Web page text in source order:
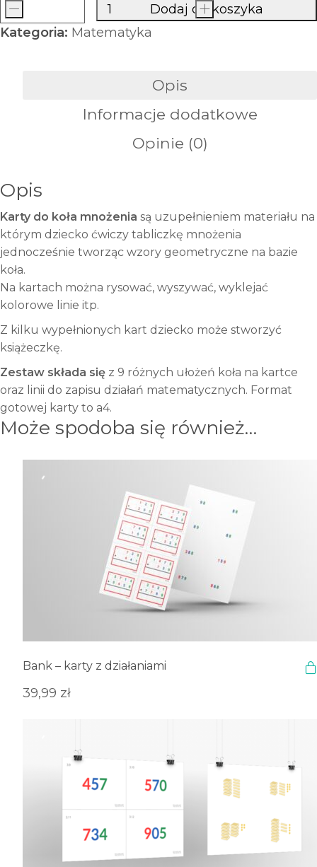
ilość
Karty
- +
Dodaj do koszyka
Kategoria: Matematyka
Opis
Informacje dodatkowe
Opinie (0)
Opis
Karty do koła mnożenia są uzupełnieniem materiału na
którym dziecko ćwiczy tabliczkę mnożenia
jednocześnie tworząc wzory geometryczne na bazie
koła.
Na kartach można rysować, wyszywać, wyklejać
kolorowe linie itp.
Z kilku wypełnionych kart dziecko może stworzyć
książeczkę.
Zestaw składa się z 9 różnych ułożeń koła na kartce
oraz linii do zapisu działań matematycznych. Format
gotowej karty to a4.
Może spodoba się również…
Bank – karty z działaniami
39,99 zł